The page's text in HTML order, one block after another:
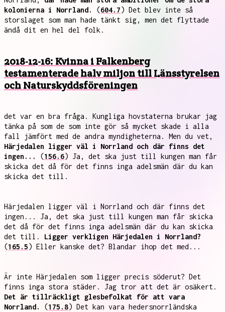
kolonierna i Norrland.
(604.7) Det blev inte så
storslaget som man hade tänkt sig, men det flyttade
ändå dit en hel del folk.
2018-12-16: Kvinna i Falkenberg
testamenterade halv miljon till Länsstyrelsen
och Naturskyddsföreningen
det var en bra fråga. Kungliga hovstaterna brukar jag
tänka på som de som inte gör så mycket skade i alla
fall jämfört med de andra myndigheterna. Men du vet,
Härjedalen ligger väl i Norrland och där finns det
ingen...
(156.6) Ja, det ska just till kungen man får
skicka det då för det finns inga adelsmän där du kan
skicka det till.
Härjedalen ligger väl i Norrland och där finns det
ingen... Ja, det ska just till kungen man får skicka
det då för det finns inga adelsmän där du kan skicka
det till. Ligger verkligen Härjedalen i Norrland?
(165.5) Eller kanske det? Blandar ihop det med...
Är inte Härjedalen som ligger precis söderut? Det
finns inga stora städer. Jag tror att det är osäkert.
Det är tillräckligt glesbefolkat för att vara
Norrland.
(175.8) Det kan vara hedersnorrländska